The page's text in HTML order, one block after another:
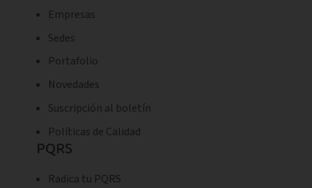
Empresas
Sedes
Portafolio
Novedades
Suscripción al boletín
Políticas de Calidad
PQRS
Radica tu PQRS